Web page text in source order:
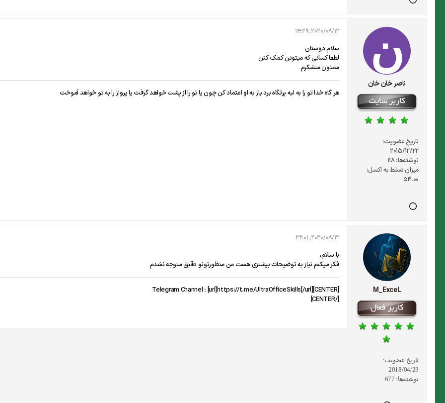
ناصر خان خان
تاریخ عضویت:
2015/12/22
نوشته‌ها:118
میزان تسلط به اکسل:
54.00
2020/08/12, 14:29
سلام دوستان
لطفا کسانی که میتونن کمک کنن
ممنون متشکرم
هر گاه خدا تو را به لبه پرتگاه برد باز به او اعتماد کن چون يا تو را از پشت خواهد گرفت يا پرواز را به تو خواهد آموخت
M_ExceL
تاریخ عضویت:
2018/04/23
نوشته‌ها: 677
2020/08/12, 22:01
با سلام،
فکر میکنم نیاز به توضیحات بیشتری هست من منظورتونو دقیق متوجه نشدم
[CENTER]Telegram Channel : [url]https://t.me/UltraOfficeSkills[/url]
[/CENTER]